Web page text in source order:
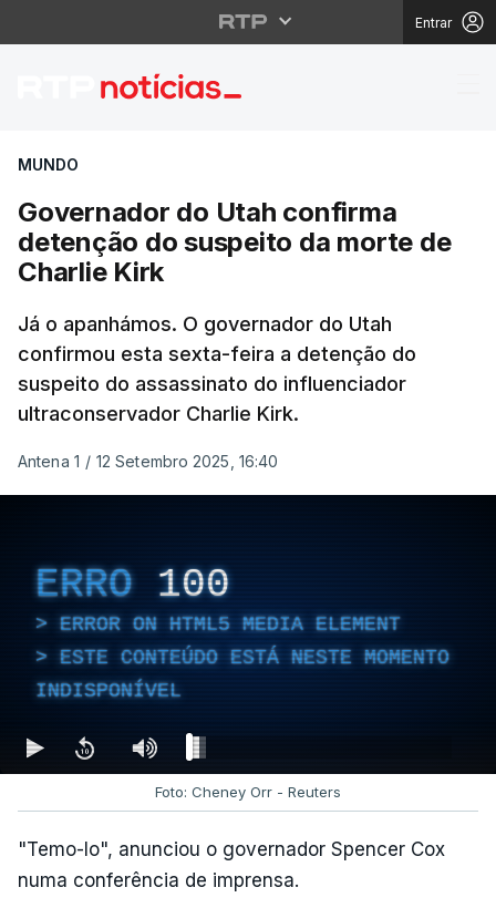
Entrar
Governador do Utah
MUNDO
Governador do Utah confirma
detenção do suspeito da morte de
Charlie Kirk
Já o apanhámos. O governador do Utah
confirmou esta sexta-feira a detenção do
suspeito do assassinato do influenciador
ultraconservador Charlie Kirk.
Antena 1 / 12 Setembro 2025, 16:40
ERRO 100
ERROR ON HTML5 MEDIA ELEMENT
ESTE CONTEÚDO ESTÁ NESTE MOMENTO
INDISPONÍVEL
Foto: Cheney Orr - Reuters
"Temo-lo", anunciou o governador Spencer Cox
numa conferência de imprensa.